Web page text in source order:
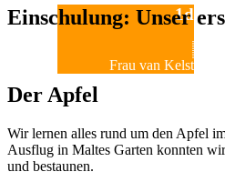
1d
Frau van Kelst
Einschulung: Unser
Der Apfel
Wir lernen alles rund um den Apfel
Ausflug in Maltes Garten konnten
und bestaunen.